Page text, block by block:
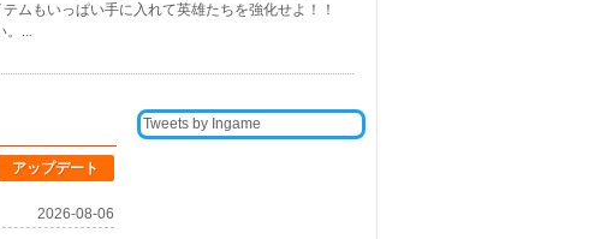
ムもいっぱい手に入れて英雄たちを強化せよ！！
。...
アップデート
2026-08-06
Tweets by Ingame